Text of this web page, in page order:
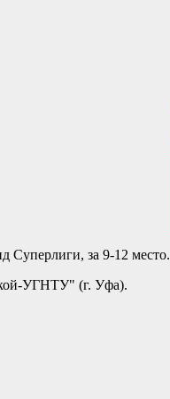
Суперлиги, за 9-12 место.
УГНТУ" (г. Уфа).